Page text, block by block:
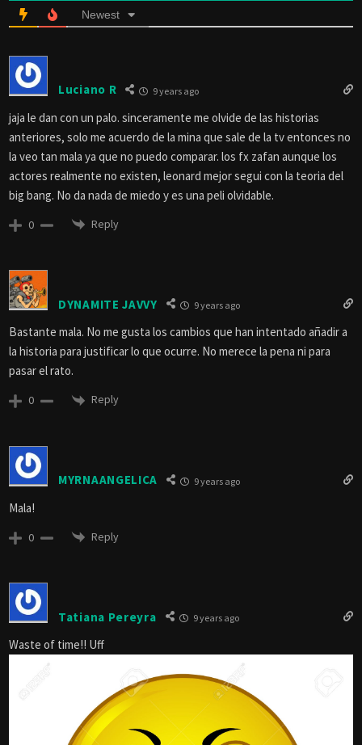
Newest
Luciano R 9 years ago
jaja le dan con un palo. sinceramente me olvide de las historias
anteriores, solo me acuerdo de la mina que sale de la tv entonces no
la veo tan mala ya que no puedo comparar. los fx zafan aunque los
actores realmente no existen, leonard mejor segui con la teoria del
big bang. No da nada de miedo y es una peli olvidable.
0 Reply
DYNAMITE JAVVY 9 years ago
Bastante mala. No me gusta los cambios que han intentado añadir a
la historia para justificar lo que ocurre. No merece la pena ni para
pasar el rato.
0 Reply
MYRNAANGELICA 9 years ago
Mala!
0 Reply
Tatiana Pereyra 9 years ago
Waste of time!! Uff